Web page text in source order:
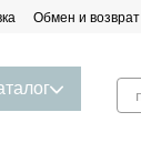
Обмен и возврат